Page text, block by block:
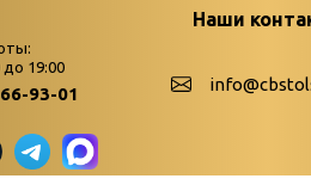
palitra
Наши
до 19:00
93-01